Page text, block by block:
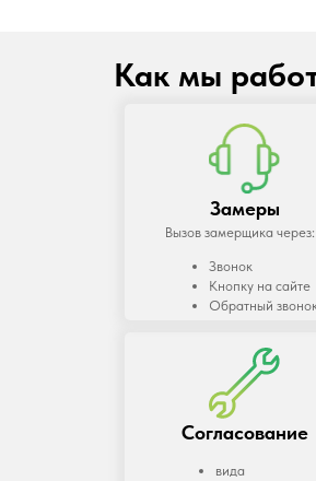
Вызов замерщика через:
Звонок
Кнопку на сайте
Обратный
вида
Замеры
Согласование
Как мы